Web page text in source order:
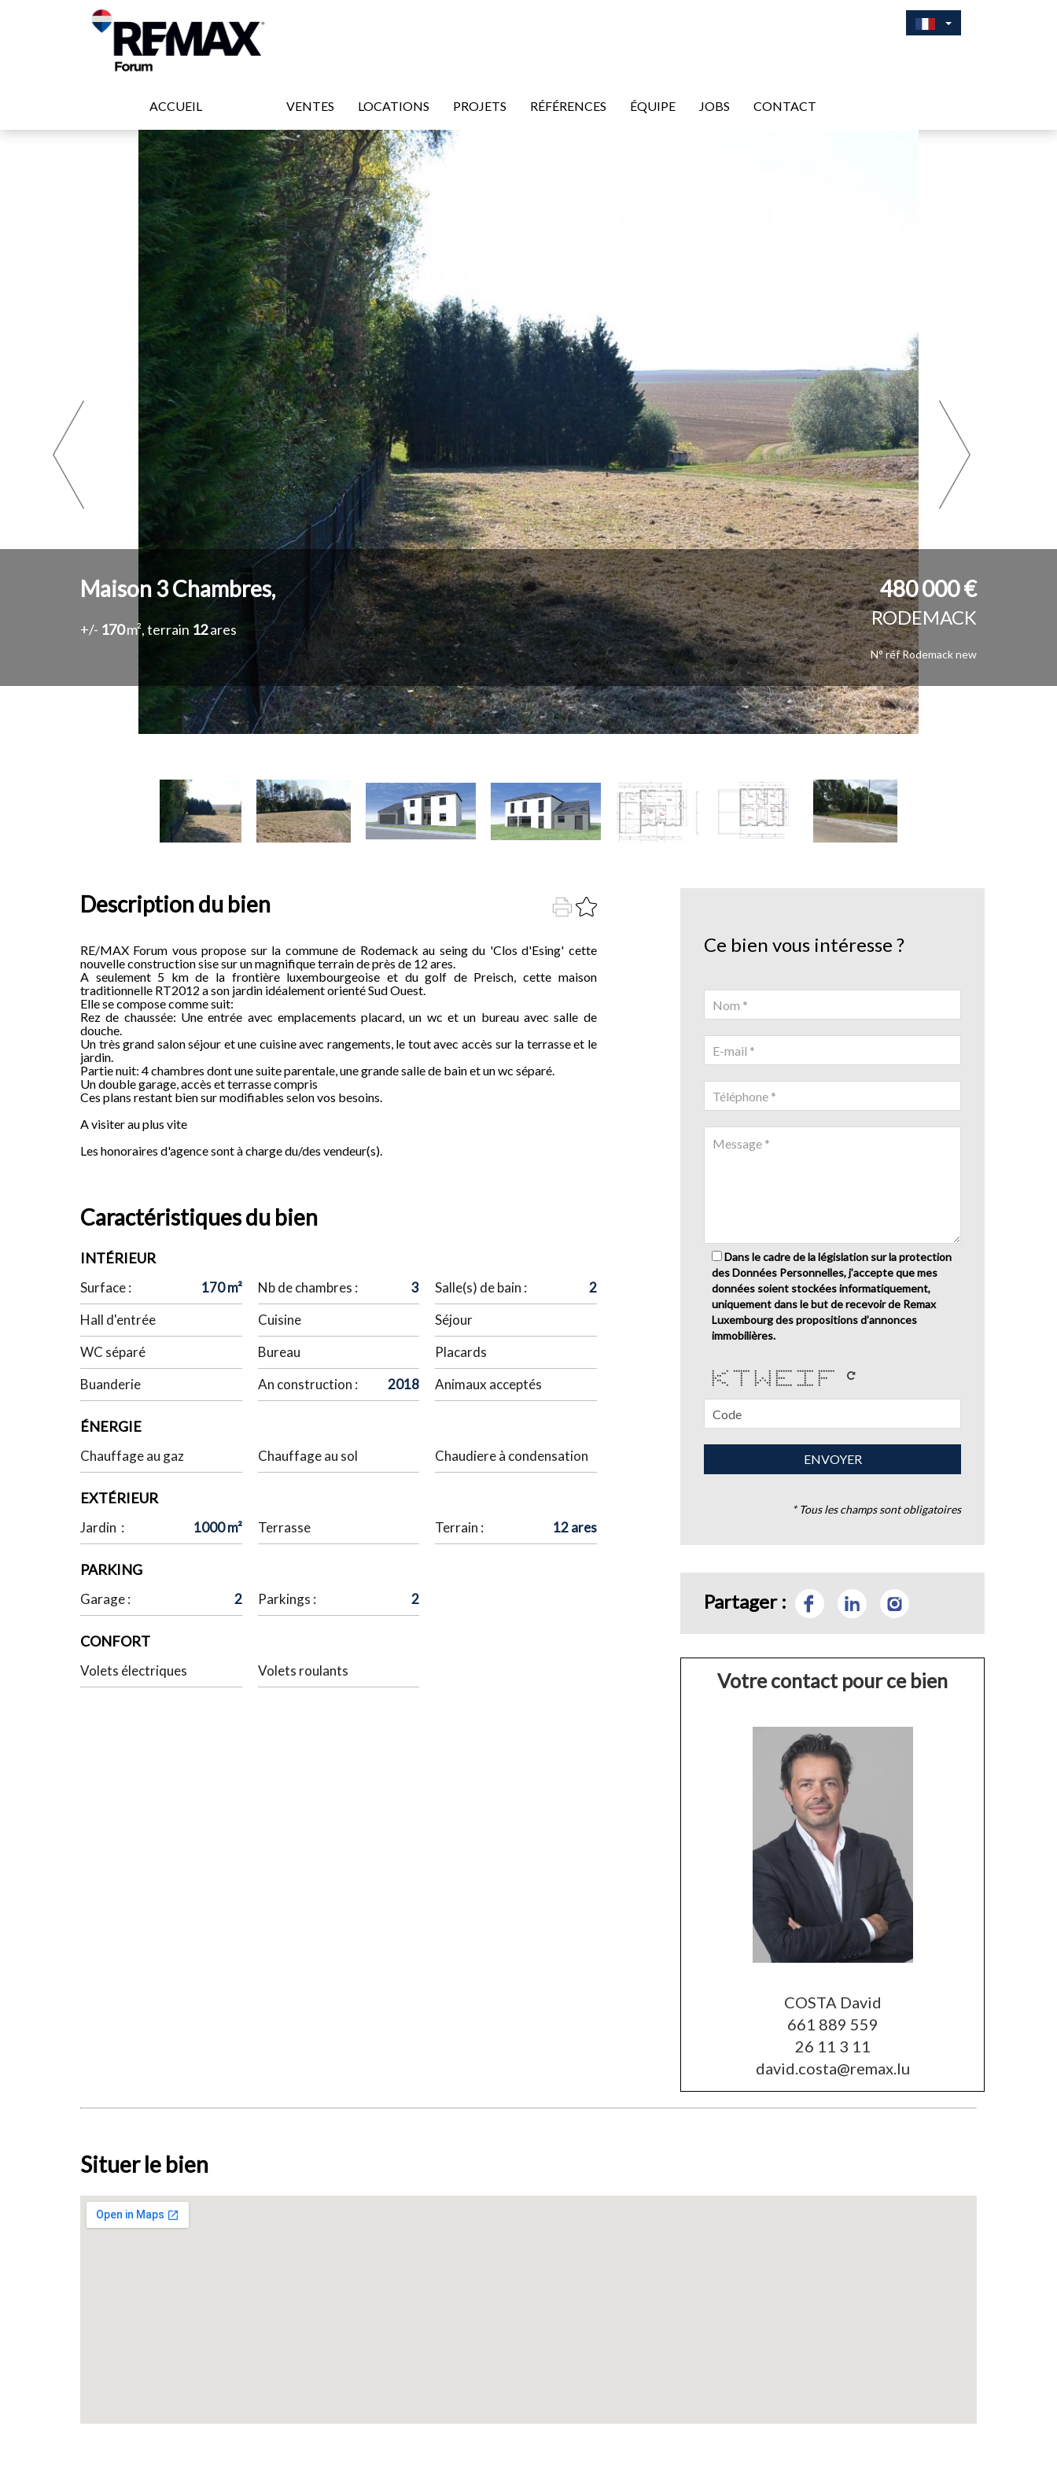
ACCUEIL VENTES LOCATIONS PROJETS RÉFÉRENCES ÉQUIPE JOBS CONTACT
Maison3Chambres,
+/- 170m², terrain 12ares
480 000 €
RODEMACK
N° réf Rodemack new
Description du bien
RE/MAX Forum vous propose sur la commune de Rodemack au seing du 'Clos d'Esing' cette
nouvelle construction sise sur un magnifique terrain de près de 12 ares.
A seulement 5 km de la frontière luxembourgeoise et du golf de Preisch, cette maison
traditionnelle RT2012 a son jardin idéalement orienté Sud Ouest.
Elle se compose comme suit:
Rez de chaussée: Une entrée avec emplacements placard, un wc et un bureau avec salle de
douche.
Un très grand salon séjour et une cuisine avec rangements, le tout avec accès sur la terrasse et le
jardin.
Partie nuit: 4 chambres dont une suite parentale, une grande salle de bain et un wc séparé.
Un double garage, accès et terrasse compris
Ces plans restant bien sur modifiables selon vos besoins.
A visiter au plus vite
Les honoraires d'agence sont à charge du/des vendeur(s).
Caractéristiques du bien
INTÉRIEUR
Surface : 170 m² Nb de chambres : 3 Salle(s) de bain :
2
Hall d'entrée
Cuisine
Séjour
WC séparé
Bureau
Placards
Buanderie
An construction : 2018 Animaux acceptés
ÉNERGIE
Chauffage au gaz Chauffage au sol Chaudiere à condensation
EXTÉRIEUR
Jardin : 1000 m² Terrasse Terrain : 12 ares
PARKING
Garage : 2 Parkings : 2
CONFORT
Volets électriques Volets roulants
Ce bien vous intéresse ?
Dans le cadre de la législation sur la protection
des Données Personnelles, j’accepte que mes
données soient stockées informatiquement,
uniquement dans le but de recevoir de Remax
Luxembourg des propositions d’annonces
immobilières.
* * ******* * * ******* ******* *******
* ** * * * * * *
* ** * * * * * *
** * * * * **** * ****
* ** * * * * * * * *
* ** * ** ** * * *
* * * * * ******* ******* *
* Tous les champs sont obligatoires
Partager :
Votre contact pour ce bien
COSTA David
661 889 559
26 11 3 11
david.costa@remax.lu
Situer le bien